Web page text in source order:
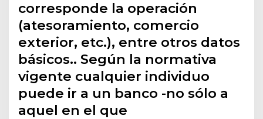
corresponde la operación
(atesoramiento, comercio
exterior, etc.), entre otros datos
básicos.. Según la normativa
vigente cualquier individuo
puede ir a un banco -no sólo a
aquel en el que